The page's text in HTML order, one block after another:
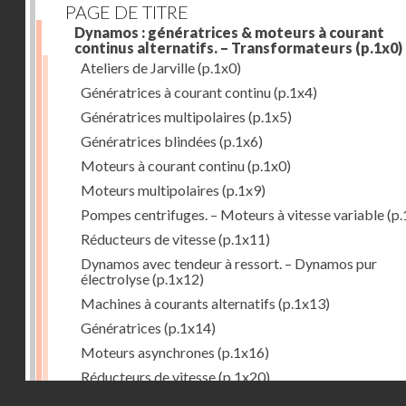
PAGE DE TITRE
Dynamos : génératrices & moteurs à courant
continus alternatifs. – Transformateurs (p.1x0)
Ateliers de Jarville(p.1x0)
Génératrices à courant continu(p.1x4)
Génératrices multipolaires (p.1x5)
Génératrices blindées (p.1x6)
Moteurs à courant continu(p.1x0)
Moteurs multipolaires (p.1x9)
Pompes centrifuges. – Moteurs à vitesse variable
Réducteurs de vitesse(p.1x11)
Dynamos avec tendeur à ressort. – Dynamos pur
électrolyse(p.1x12)
Machines à courants alternatifs (p.1x13)
Génératrices (p.1x14)
Moteurs asynchrones (p.1x16)
Réducteurs de vitesse(p.1x20)